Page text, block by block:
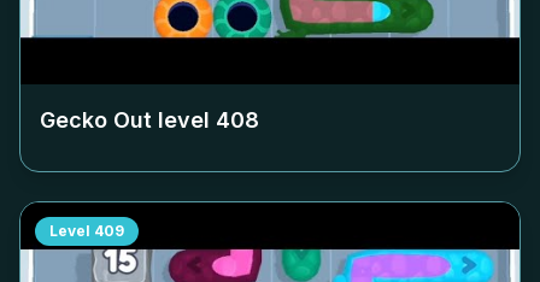
Gecko Out level 408
Level 409